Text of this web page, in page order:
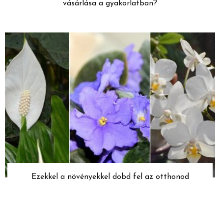
vásárlása a gyakorlatban?
Ezekkel a növényekkel dobd fel az otthonod